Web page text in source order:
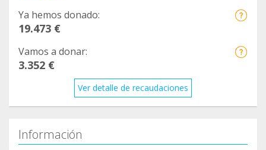
Ya hemos donado:
19.473 €
Vamos a donar:
3.352 €
Ver detalle de recaudaciones
Información